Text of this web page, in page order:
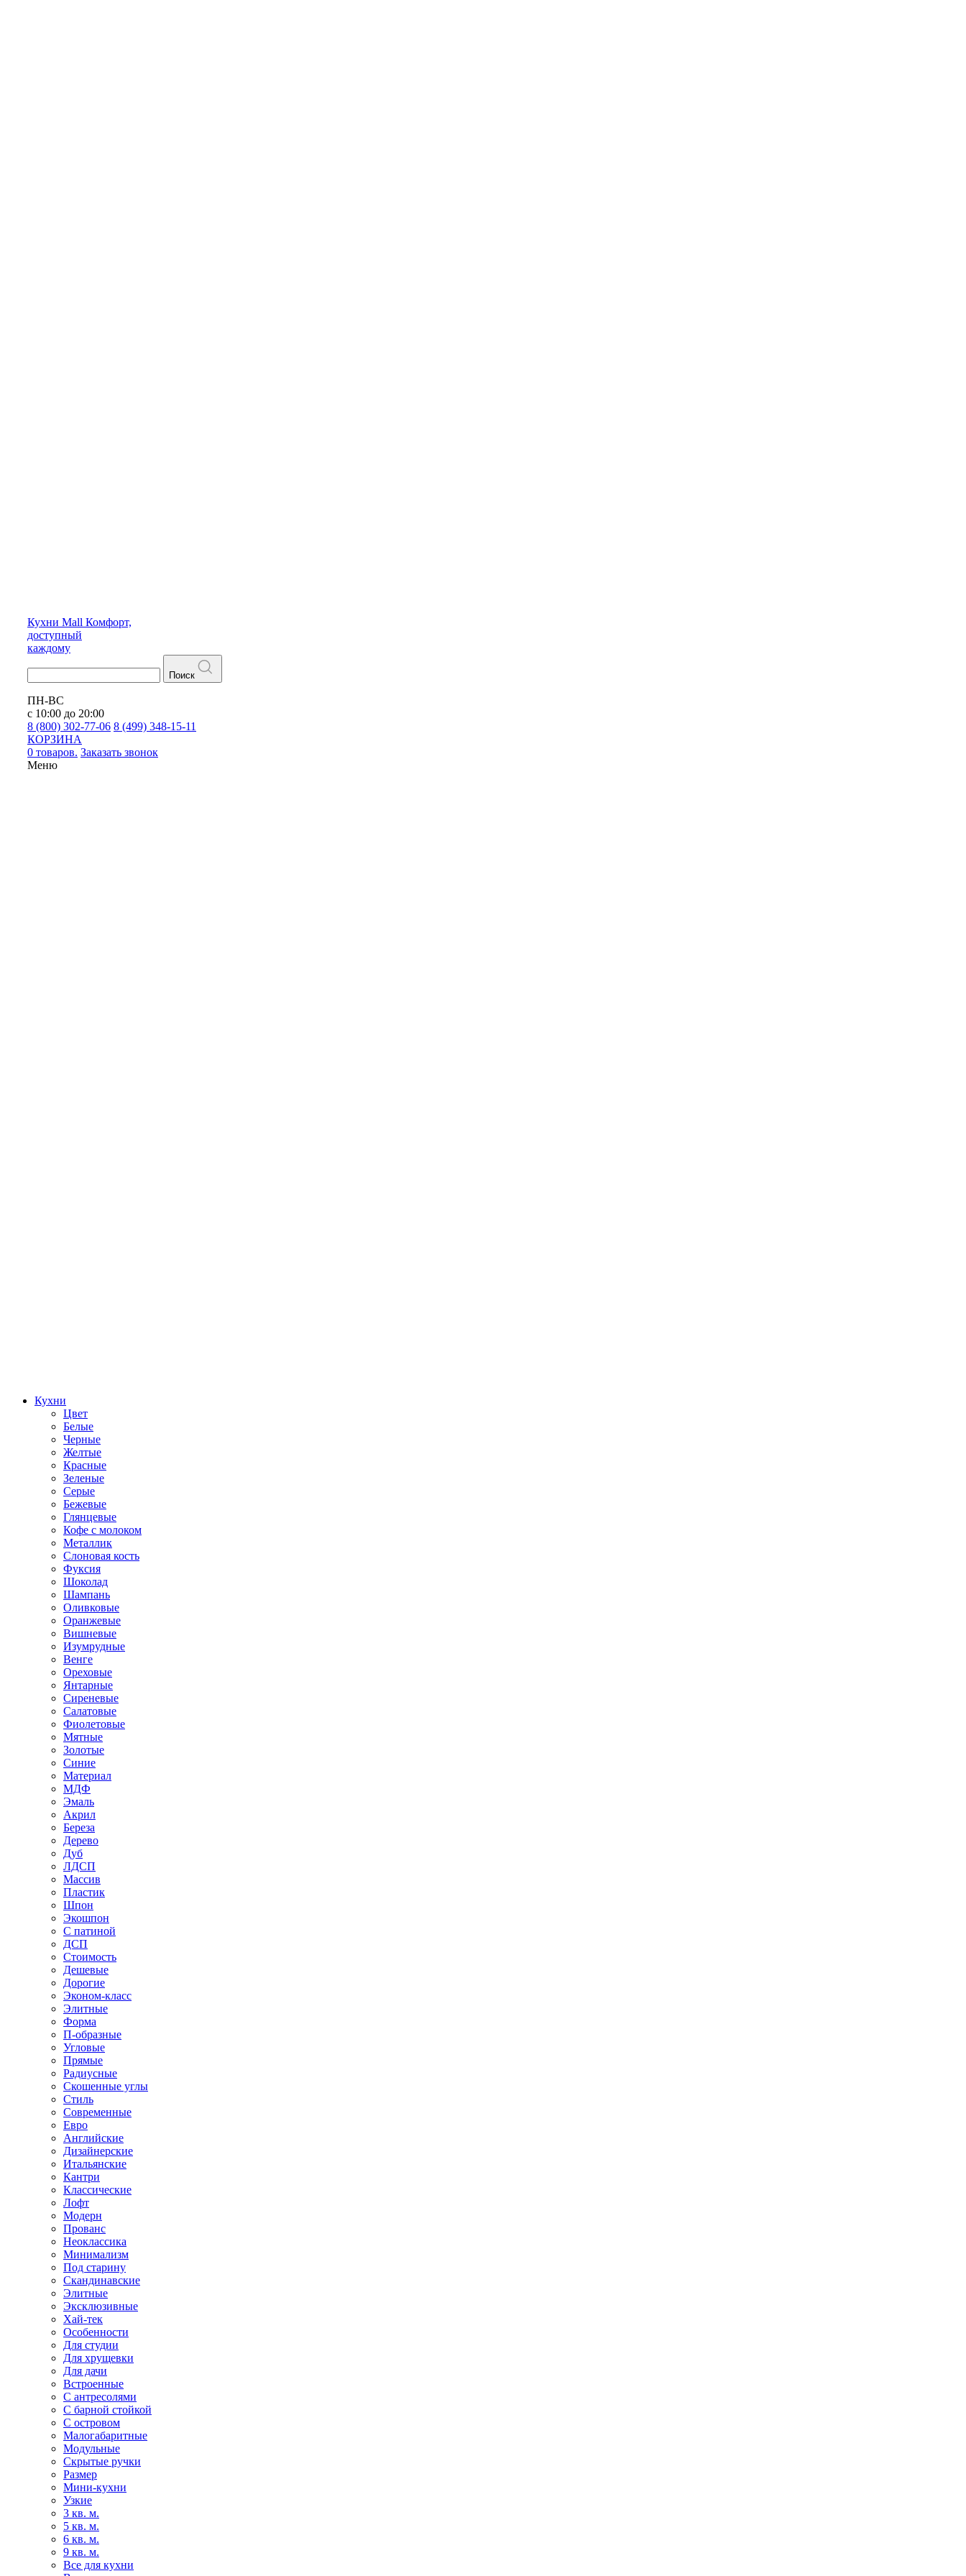
Кухни Mall Комфорт,
доступный
каждому
Поиск
ПН-ВС
с 10:00 до 20:00
8 (800) 302-77-06 8 (499) 348-15-11
КОРЗИНА
0 товаров. Заказать звонок
Меню
Кухни
Цвет
Белые
Черные
Желтые
Красные
Зеленые
Серые
Бежевые
Глянцевые
Кофе с молоком
Металлик
Слоновая кость
Фуксия
Шоколад
Шампань
Оливковые
Оранжевые
Вишневые
Изумрудные
Венге
Ореховые
Янтарные
Сиреневые
Салатовые
Фиолетовые
Мятные
Золотые
Синие
Материал
МДФ
Эмаль
Акрил
Береза
Дерево
Дуб
ЛДСП
Массив
Пластик
Шпон
Экошпон
С патиной
ДСП
Стоимость
Дешевые
Дорогие
Эконом-класс
Элитные
Форма
П-образные
Угловые
Прямые
Радиусные
Скошенные углы
Стиль
Современные
Евро
Английские
Дизайнерские
Итальянские
Кантри
Классические
Лофт
Модерн
Прованс
Неоклассика
Минимализм
Под старину
Скандинавские
Элитные
Эксклюзивные
Хай-тек
Особенности
Для студии
Для хрущевки
Для дачи
Встроенные
С антресолями
С барной стойкой
С островом
Малогабаритные
Модульные
Скрытые ручки
Размер
Мини-кухни
Узкие
3 кв. м.
5 кв. м.
6 кв. м.
9 кв. м.
Все для кухни